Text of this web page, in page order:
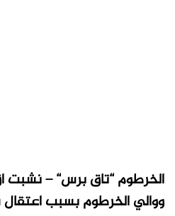
الخرطوم “تاق برس“ – نشبت
ووالي الخرطوم بسبب اعتقال